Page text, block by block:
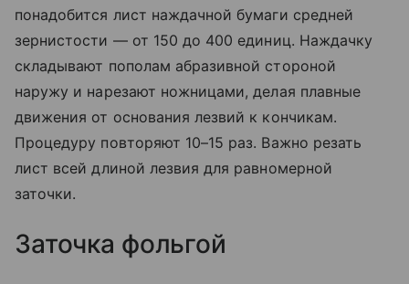
понадобится лист наждачной бумаги средней
зернистости — от 150 до 400 единиц. Наждачку
складывают пополам абразивной стороной
наружу и нарезают ножницами, делая плавные
движения от основания лезвий к кончикам.
Процедуру повторяют 10–15 раз. Важно резать
лист всей длиной лезвия для равномерной
заточки.
Заточка фольгой